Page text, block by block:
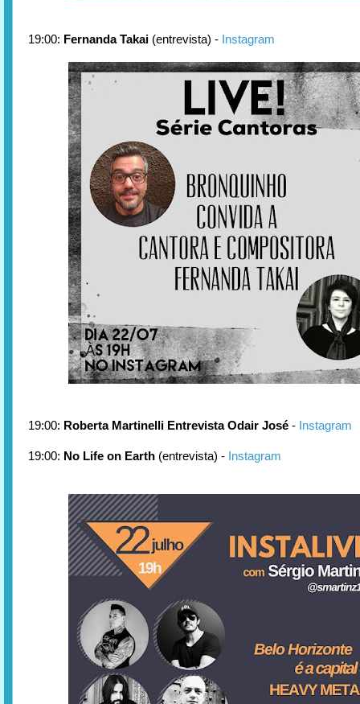
19:00: Fernanda Takai (entrevista) - Instagram
19:00: Roberta Martinelli Entrevista Odair José - Instagram
19:00: No Life on Earth (entrevista) - Instagram